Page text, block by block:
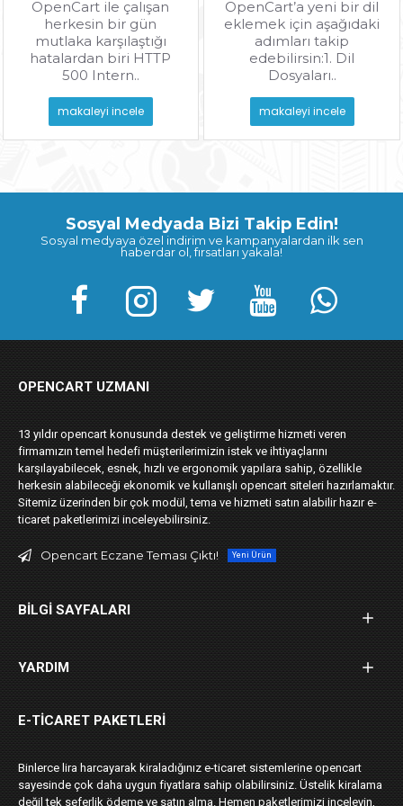
OpenCart ile çalışan
herkesin bir gün
mutlaka karşılaştığı
hatalardan biri HTTP
500 Intern..
makaleyi incele
OpenCart’a yeni bir dil
eklemek için aşağıdaki
adımları takip
edebilirsin:1. Dil
Dosyaları..
makaleyi incele
Sosyal Medyada Bizi Takip Edin!
Sosyal medyaya özel indirim ve kampanyalardan ilk sen
haberdar ol, fırsatları yakala!
OPENCART UZMANI
13 yıldır opencart konusunda destek ve geliştirme hizmeti veren
firmamızın temel hedefi müşterilerimizin istek ve ihtiyaçlarını
karşılayabilecek, esnek, hızlı ve ergonomik yapılara sahip, özellikle
herkesin alabileceği ekonomik ve kullanışlı opencart siteleri hazırlamaktır.
Sitemiz üzerinden bir çok modül, tema ve hizmeti satın alabilir hazır e-
ticaret paketlerimizi inceleyebilirsiniz.
Opencart Eczane Teması Çıktı! Yeni Ürün
BILGI SAYFALARI
YARDIM
E-TICARET PAKETLERI
Binlerce lira harcayarak kiraladığınız e-ticaret sistemlerine opencart
sayesinde çok daha uygun fiyatlara sahip olabilirsiniz. Üstelik kiralama
değil tek seferlik ödeme ve satın alma. Hemen paketlerimizi inceleyin,